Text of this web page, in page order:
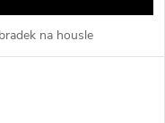
na housle